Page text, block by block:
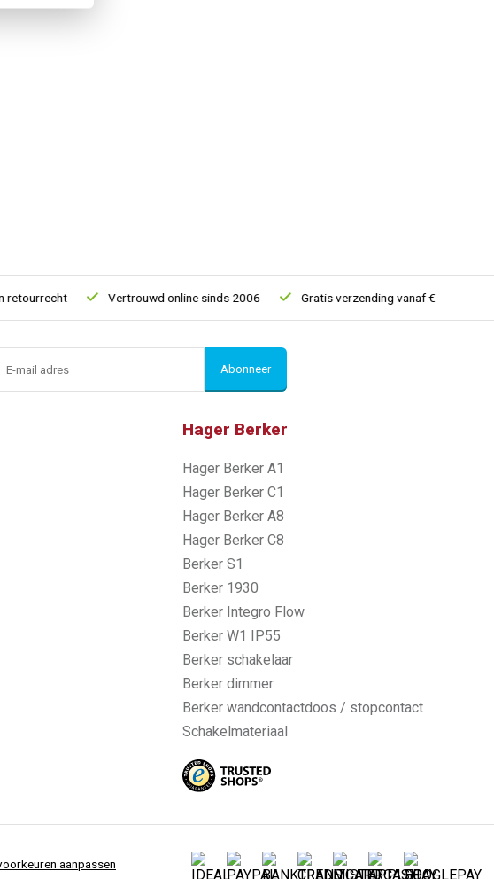
Vertrouwd online sinds 2006 Gratis verzending vanaf € 150
Abonneer
Hager Berker
Hager Berker A1
Hager Berker C1
Hager Berker A8
Hager Berker C8
Berker S1
Berker 1930
Berker Integro Flow
Berker W1 IP55
Berker schakelaar
Berker dimmer
Berker wandcontactdoos / stopcontact
Schakelmateriaal
aanpassen